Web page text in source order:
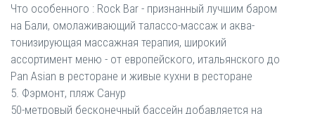
Что особенного : Rock Bar - признанный лучшим баром
на Бали, омолаживающий талассо-массаж и аква-
тонизирующая массажная терапия, широкий
ассортимент меню - от европейского, итальянского до
Pan Asian в ресторане и живые кухни в ресторане
5. Фэрмонт, пляж Санур
50-метровый бесконечный бассейн добавляется на